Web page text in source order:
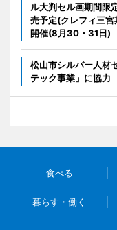
ル大判セル画期間限
売予定(クレフィ三
開催(8月30・31日)
松山市シルバー人材
テック事業」に協力
食べる
暮らす・働く